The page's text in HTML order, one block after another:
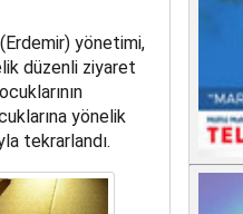
(Erdemir) yönetimi,
düzenli ziyaret
yönelik
tekrarlandı.